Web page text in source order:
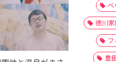
べ
徳川
フ
豊